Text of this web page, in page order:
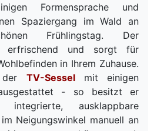
Formensprache und
Spaziergang im Wald an
Frühlingstag. Der
und sorgt für
in Ihrem Zuhause.
der TV-Sesselmit einigen
ausgestattet - so besitzt er
ausklappbare
Neigungswinkel manuell an